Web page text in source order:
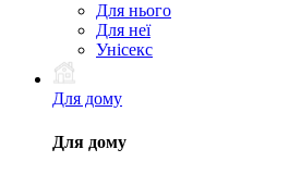
Для нього
Для неї
Унісекс
Для дому
Для дому